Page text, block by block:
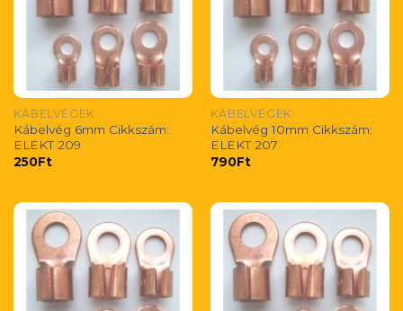
KÁBELVÉGEK
Kábelvég 6mm Cikkszám:
ELEKT 209
250Ft
KÁBELVÉGEK
Kábelvég 10mm Cikkszám:
ELEKT 207
790Ft